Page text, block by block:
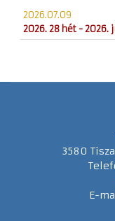
2026.07.09
2026. 28 hét - 2026.
3580
E-